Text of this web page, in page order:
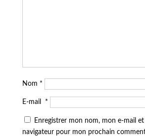
Nom *
E-mail *
Enregistrer mon nom, mon e-mail
navigateur pour mon prochain